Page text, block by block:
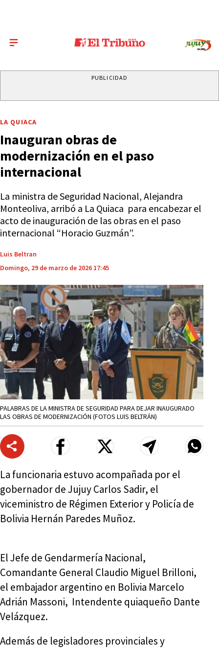
PUBLICIDAD
LA QUIACA
Inauguran obras de
modernización en el paso
internacional
La ministra de Seguridad Nacional, Alejandra
Monteoliva, arribó a La Quiaca para encabezar el
acto de inauguración de las obras en el paso
internacional “Horacio Guzmán”.
Luis Beltran
Domingo, 29 de marzo de 2026 17:45
PALABRAS DE LA MINISTRA DE SEGURIDAD PARA DEJAR INAUGURADO
LAS OBRAS DE MODERNIZACIÓN (FOTOS LUIS BELTRÁN)
La funcionaria estuvo acompañada por el
gobernador de Jujuy Carlos Sadir, el
viceministro de Régimen Exterior y Policía de
Bolivia Hernán Paredes Muñoz.
El Jefe de Gendarmería Nacional,
Comandante General Claudio Miguel Brilloni,
el embajador argentino en Bolivia Marcelo
Adrián Massoni, Intendente quiaqueño Dante
Velázquez.
Además de legisladores provinciales y